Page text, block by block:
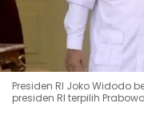
Presiden RI Joko Widodo
presiden RI terpilih